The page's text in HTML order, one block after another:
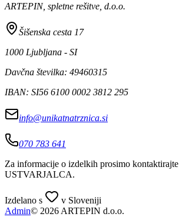
ARTEPIN, spletne rešitve, d.o.o.
Šišenska cesta 17
1000 Ljubljana - SI
Davčna številka: 49460315
IBAN: SI56 6100 0002 3812 295
info@unikatnatrznica.si
070 783 641
Za informacije o izdelkih prosimo
USTVARJALCA.
Izdelano s
v Sloveniji
Admin© 2026 ARTEPIN d.o.o.